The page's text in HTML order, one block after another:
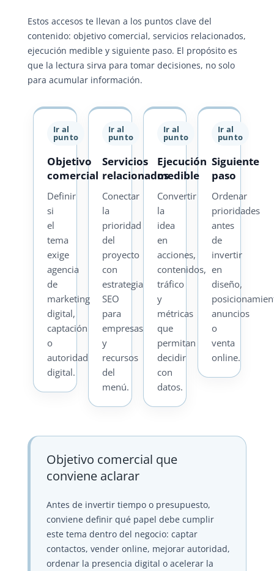
Estos accesos te llevan a los puntos clave del
contenido: objetivo comercial, servicios relacionados,
ejecución medible y siguiente paso. El propósito es
que la lectura sirva para tomar decisiones, no solo
para acumular información.
Ir al
punto
Objetivo
comercial
Definir
si
el
tema
exige
agencia
de
marketing
digital,
captación
o
autoridad
digital.
Ir al
punto
Servicios
relacionados
Conectar
la
prioridad
del
proyecto
con
estrategia
SEO
para
empresas
y
recursos
del
menú.
Ir al
punto
Ejecución
medible
Convertir
la
idea
en
acciones,
contenidos,
tráfico
y
métricas
que
permitan
decidir
con
datos.
Ir al
punto
Siguiente
paso
Ordenar
prioridades
antes
de
invertir
en
diseño,
anuncios
o
venta
online.
Objetivo comercial que
conviene aclarar
Antes de invertir tiempo o presupuesto,
conviene definir qué papel debe cumplir
este tema dentro del negocio: captar
contactos, vender online, mejorar autoridad,
ordenar la presencia digital o acelerar la